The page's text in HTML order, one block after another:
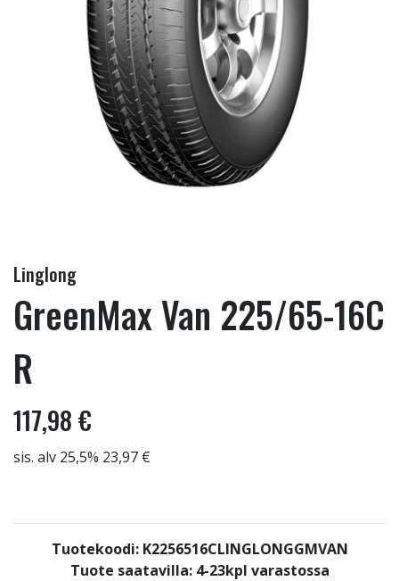
Linglong
GreenMax Van 225/65-16C
R
117,98 €
sis. alv 25,5% 23,97 €
Tuotekoodi: K2256516CLINGLONGGMVAN
Tuote saatavilla: 4-23kpl varastossa